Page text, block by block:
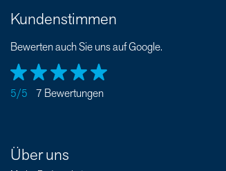
Kundenstimmen
Bewerten auch Sie uns auf Google.
5/5 7 Bewertungen
Über uns